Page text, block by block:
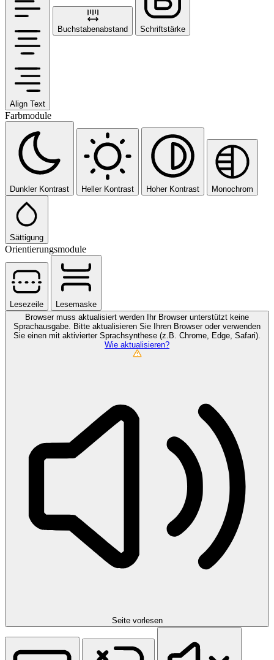
Align Text
Buchstabenabstand Schriftstärke
Farbmodule
Dunkler Kontrast Heller Kontrast Hoher Kontrast Monochrom
Sättigung
Orientierungsmodule
Lesezeile
Lesemaske
Browser muss aktualisiert werden
Ihr Browser unterstützt keine
Sprachausgabe. Bitte aktualisieren Sie Ihren Browser oder verwenden
Sie einen mit aktivierter Sprachsynthese (z.B. Chrome, Edge, Safari).
Wie aktualisieren?
Seite vorlesen